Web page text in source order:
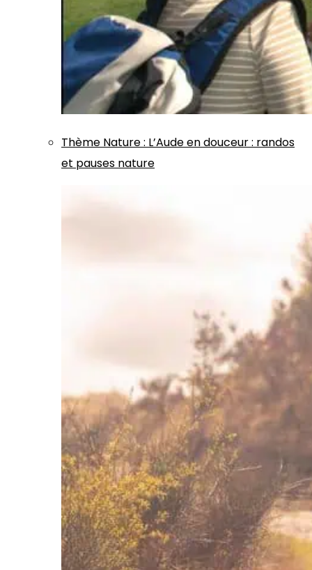
Thème Nature: L’Aude en douceur : randos
et pauses nature